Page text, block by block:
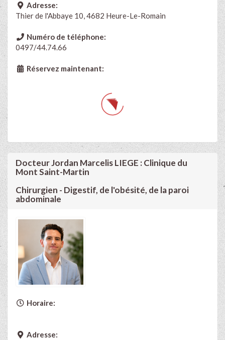
Adresse:
Thier de l'Abbaye 10, 4682 Heure-Le-Romain
Numéro de téléphone:
0497/44.74.66
Réservez maintenant:
Docteur Jordan Marcelis LIEGE : Clinique du
Mont Saint-Martin
Chirurgien - Digestif, de l'obésité, de la paroi
abdominale
Horaire:
Adresse: